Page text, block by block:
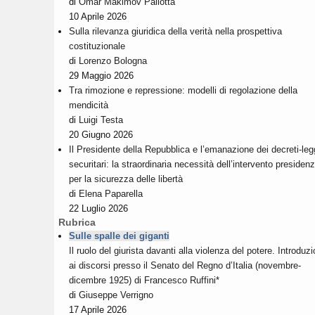
10 Aprile 2026
Sulla rilevanza giuridica della verità nella prospettiva
costituzionale
di Lorenzo Bologna
29 Maggio 2026
Tra rimozione e repressione: modelli di regolazione della
mendicità
di Luigi Testa
20 Giugno 2026
Il Presidente della Repubblica e l’emanazione dei decreti-
securitari: la straordinaria necessità dell’intervento
per la sicurezza delle libertà
di Elena Paparella
22 Luglio 2026
Rubrica
Sulle spalle dei giganti
Il ruolo del giurista davanti alla violenza del potere.
ai discorsi presso il Senato del Regno d’Italia (novembre-
dicembre 1925) di Francesco Ruffini*
di Giuseppe Verrigno
17 Aprile 2026